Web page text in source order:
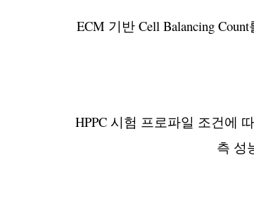
ECM 기반 Cell Balancing
HPPC 시험 프로파일 조건에
측 성